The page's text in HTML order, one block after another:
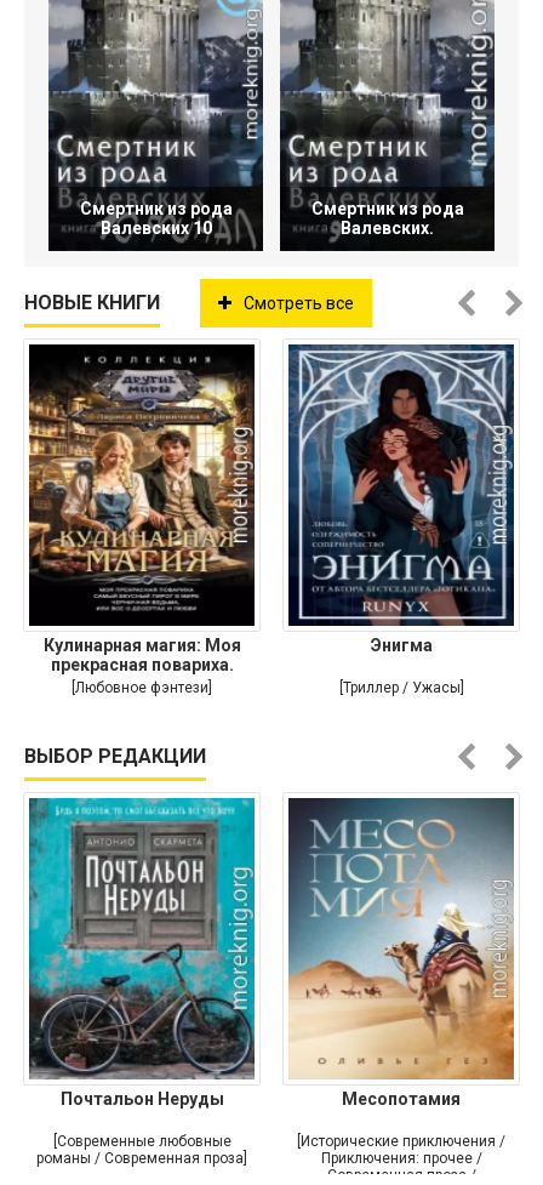
Смертник из рода
Валевских 10
Смертник из рода
Валевских.
НОВЫЕ КНИГИ Смотреть все
Кулинарная магия: Моя
прекрасная повариха.
Самый
[Любовное фэнтези]
Энигма
[Триллер / Ужасы]
ВЫБОР РЕДАКЦИИ
Почтальон Неруды
[Современные любовные
романы / Современная проза]
Месопотамия
[Исторические приключения /
Приключения: прочее /
Современная проза /